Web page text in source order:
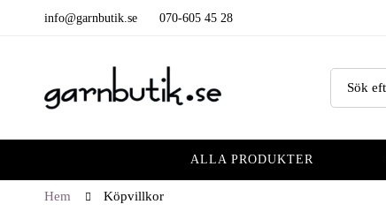
info@garnbutik.se 070-605 45 28
ALLA PRODUKTER
Hem Köpvillkor